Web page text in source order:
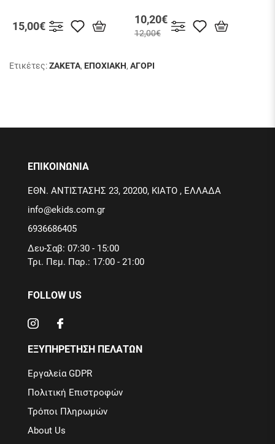
15,00€
10,20€
12,00€
Ετικέτες:ΖΑΚΕΤΑ, ΕΠΟΧΙΑΚΗ, ΑΓΟΡΙ
ΕΠΙΚΟΙΝΩΝΙΑ
ΕΘΝ. ΑΝΤΙΣΤΑΣΗΣ 23, 20200, ΚΙΑΤΟ , ΕΛΛΑΔΑ
info@ekids.com.gr
6936686405
Δευ-Σαβ: 07:30 - 15:00
Τρι. Πεμ. Παρ.: 17:00 - 21:00
FOLLOW US
ΕΞΥΠΗΡΕΤΗΣΗ ΠΕΛΑΤΩΝ
Εργαλεία GDPR
Πολιτική Επιστροφών
Τρόποι Πληρωμών
About Us